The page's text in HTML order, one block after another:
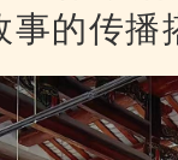
事的传播